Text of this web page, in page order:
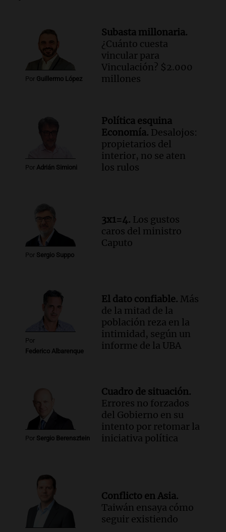
Audio. El abuelo de Agostina Vega, tras
las nuevas detenciones: "En esa casa
todos tenían algo que ver"
Una mañana para todos
Episodios
conviene priorizar
Una mañana para todos
Audio. Murió Jorge Messi
Audio.
Mateo, a los 25 años, lucha
contra el tiempo: necesita un trasplante
para poder seguir viviend
Una mañana para todos
de julio será menor al 2,9% registrado
en CABA
Una mañana para todos
Episodios
Audio.
Altas Cumbres: rescataron a una
cabra que llevaba ocho días atrapada en
Audio.
Chile planteó mejorar la
conectividad fronteriza, aérea y digital
con Jujuy
Panorama Federal
Por Guillermo López
Subasta millonaria.
¿Cuánto cuesta
vincular para
Vinculación? $2.000
millones
Por Adrián Simioni
Política esquina
Economía. Desalojos:
propietarios del
interior, no se aten
los rulos
Por Sergio Suppo
3x1=4. Los gustos
caros del ministro
Caputo
Por
Federico Albarenque
El dato confiable. Más
de la mitad de la
población reza en la
intimidad, según un
informe de la UBA
Por Sergio Berensztein
Cuadro de situación.
Errores no forzados
del Gobierno en su
intento por retomar la
iniciativa política
Conflicto en Asia.
Taiwán ensaya cómo
seguir existiendo